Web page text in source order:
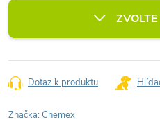
cena:
Dotaz k produktu
Značka:Chemex